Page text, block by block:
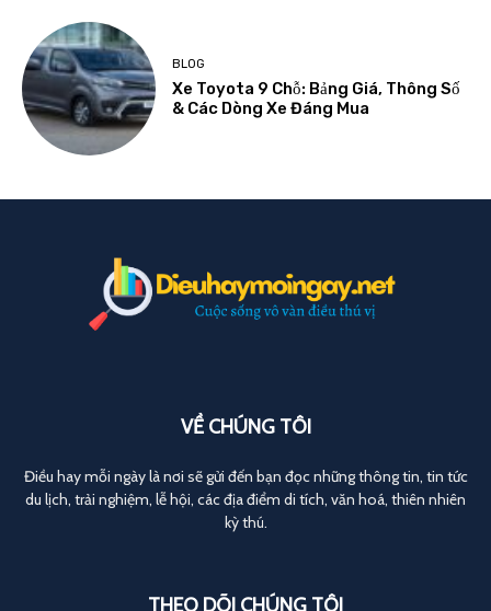
BLOG
Xe Toyota 9 Chỗ: Bảng Giá, Thông Số
& Các Dòng Xe Đáng Mua
VỀ CHÚNG TÔI
Điều hay mỗi ngày là nơi sẽ gửi đến bạn đọc những thông tin, tin tức
du lịch, trải nghiệm, lễ hội, các địa điểm di tích, văn hoá, thiên nhiên
kỳ thú.
THEO DÕI CHÚNG TÔI